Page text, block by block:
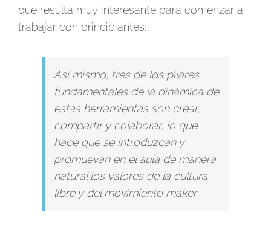
que resulta muy interesante para comenzar a
trabajar con principiantes.
Así mismo, tres de los pilares
fundamentales de la dinámica de
estas herramientas son crear,
compartir y colaborar, lo que
hace que se introduzcan y
promuevan en el aula de manera
natural los valores de la cultura
libre y del movimiento maker.